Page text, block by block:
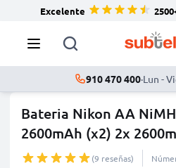
Excelente
910 470 400·Lun -
Bateria Nikon AA
2600mAh (x2) 2x
(9 reseñas)